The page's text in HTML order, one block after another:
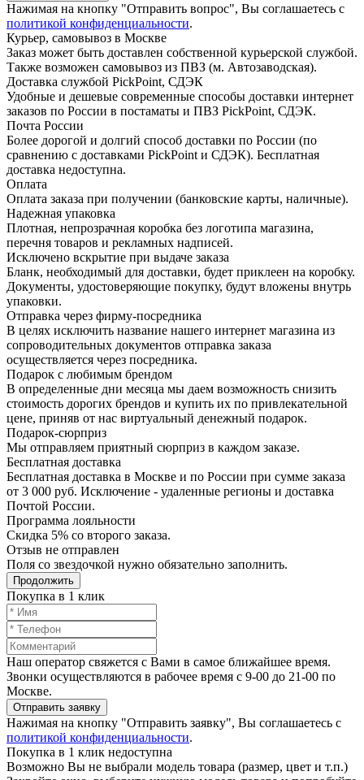
Нажимая на кнопку "Отправить вопрос", Вы соглашаетесь с
политикой конфиденциальности.
Курьер, самовывоз в Москве
Заказ может быть доставлен собственной курьерской службой.
Также возможен самовывоз из ПВЗ (м. Автозаводская).
Доставка службой PickPoint, СДЭК
Удобные и дешевые современные способы доставки интернет
заказов по России в постаматы и ПВЗ PickPoint, СДЭК.
Почта России
Более дорогой и долгий способ доставки по России (по
сравнению с доставками PickPoint и СДЭК). Бесплатная
доставка недоступна.
Оплата
Оплата заказа при получении (банковские карты, наличные).
Надежная упаковка
Плотная, непрозрачная коробка без логотипа магазина,
перечня товаров и рекламных надписей.
Исключено вскрытие при выдаче заказа
Бланк, необходимый для доставки, будет приклеен на коробку.
Документы, удостоверяющие покупку, будут вложены внутрь
упаковки.
Отправка через фирму-посредника
В целях исключить название нашего интернет магазина из
сопроводительных документов отправка заказа
осуществляется через посредника.
Подарок с любимым брендом
В определенные дни месяца мы даем возможность снизить
стоимость дорогих брендов и купить их по привлекательной
цене, приняв от нас виртуальный денежный подарок.
Подарoк-сюрприз
Мы отправляем приятный сюрприз в каждом заказе.
Бесплатная доставка
Бесплатная доставка в Москве и по России при сумме заказа
от 3 000 руб. Исключение - удаленные регионы и доставка
Почтой России.
Программа лояльности
Скидка 5% со второго заказа.
Отзыв не отправлен
Поля со звездочкой нужно обязательно заполнить.
Продолжить
Покупка в 1 клик
Наш оператор свяжется с Вами в самое ближайшее время.
Звонки осуществляются в рабочее время с 9-00 до 21-00 по
Москве.
Отправить заявку
Нажимая на кнопку "Отправить заявку", Вы соглашаетесь с
политикой конфиденциальности.
Покупка в 1 клик недоступна
Возможно Вы не выбрали модель товара (размер, цвет и т.п.)